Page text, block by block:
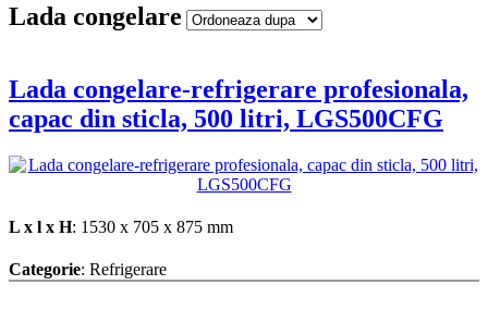
Lada congelare
Lada congelare-refrigerare profesionala,
capac din sticla, 500 litri, LGS500CFG
L x l x H: 1530 x 705 x 875 mm
Categorie: Refrigerare